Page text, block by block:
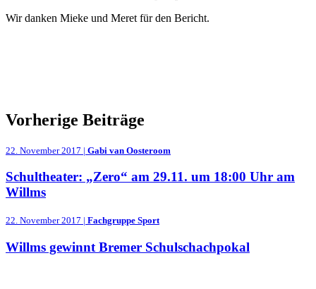
Wir danken Mieke und Meret für den Bericht.
Vorherige Beiträge
22. November 2017 | Gabi van Oosteroom
Schultheater: „Zero“ am 29.11. um 18:00 Uhr am
Willms
22. November 2017 | Fachgruppe Sport
Willms gewinnt Bremer Schulschachpokal